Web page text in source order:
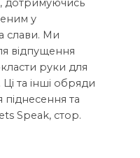
у
слави. Ми
відпущення
руки для
та інші обряди
піднесення та
Speak, стор.